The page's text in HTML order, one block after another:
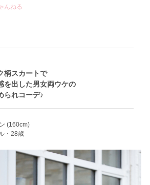
んねる
柄スカートで
を出した男女両ウケの
られコーデ♪
(160cm)
・28歳